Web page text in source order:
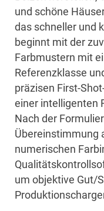
und schöne
das schneller und
beginnt mit der
Farbmustern mit
Referenzklasse
präzisen First-
einer intelligenten
Nach der
Übereinstimmung
numerischen
um objektive Gut/